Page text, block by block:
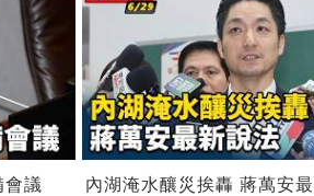
會議 內湖淹水釀災挨轟 蔣萬安